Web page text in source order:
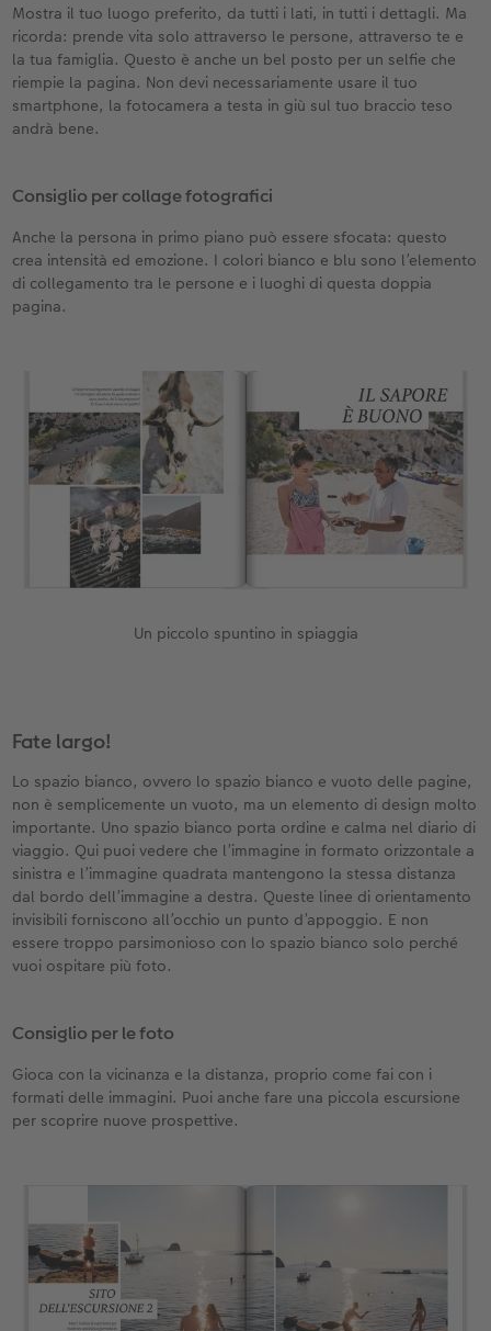
Mostra il tuo luogo preferito, da tutti i lati, in tutti i dettagli. Ma
ricorda: prende vita solo attraverso le persone, attraverso te e
la tua famiglia. Questo è anche un bel posto per un selfie che
riempie la pagina. Non devi necessariamente usare il tuo
smartphone, la fotocamera a testa in giù sul tuo braccio teso
andrà bene.
Consiglio per collage fotografici
Anche la persona in primo piano può essere sfocata: questo
crea intensità ed emozione. I colori bianco e blu sono l’elemento
di collegamento tra le persone e i luoghi di questa doppia
pagina.
Un piccolo spuntino in spiaggia
Fate largo!
Lo spazio bianco, ovvero lo spazio bianco e vuoto delle pagine,
non è semplicemente un vuoto, ma un elemento di design molto
importante. Uno spazio bianco porta ordine e calma nel diario di
viaggio. Qui puoi vedere che l’immagine in formato orizzontale a
sinistra e l’immagine quadrata mantengono la stessa distanza
dal bordo dell’immagine a destra. Queste linee di orientamento
invisibili forniscono all’occhio un punto d’appoggio. E non
essere troppo parsimonioso con lo spazio bianco solo perché
vuoi ospitare più foto.
Consiglio per le foto
Gioca con la vicinanza e la distanza, proprio come fai con i
formati delle immagini. Puoi anche fare una piccola escursione
per scoprire nuove prospettive.